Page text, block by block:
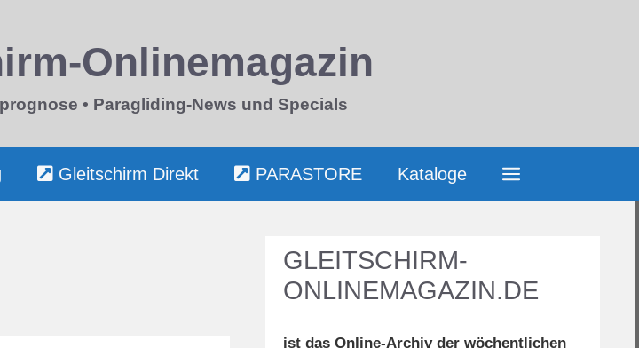
Onlinemagazin
• Paragliding-News und Specials
Gleitschirm Direkt PARASTORE Kataloge
GLEITSCHIRM-
ONLINEMAGAZIN.DE
ist das Online-Archiv der wöchentlichen